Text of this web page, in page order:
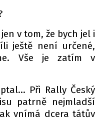
v tom, že bych jel i
ještě není určené,
Vše je zatím v
Při Rally Český
patrně nejmladší
vnímá dcera tátův